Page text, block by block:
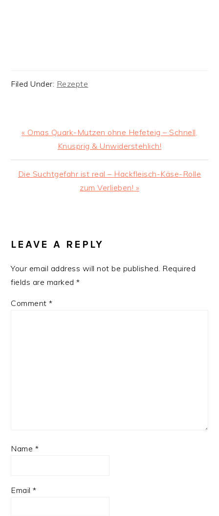
Filed Under: Rezepte
Previous
« Omas Quark-Mutzen ohne Hefeteig – Schnell,
Knusprig & Unwiderstehlich!
Next
Die Suchtgefahr ist real – Hackfleisch-Käse-Rolle
zum Verlieben! »
INTERACTIONS
LEAVE A REPLY
Your email address will not be published. Required
fields are marked*
Comment*
Name *
Email*